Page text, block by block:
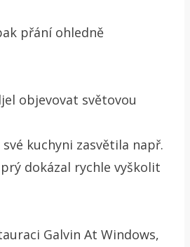
přání ohledně
objevovat světovou
kuchyni zasvětila např.
dokázal rychle vyškolit
Galvin At Windows,